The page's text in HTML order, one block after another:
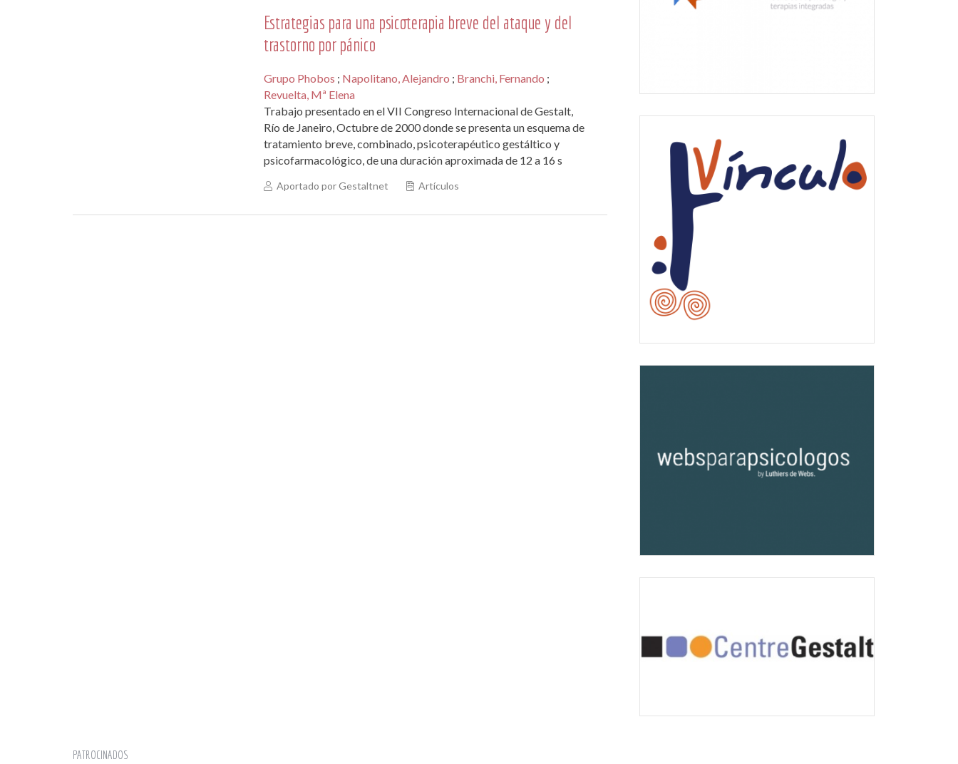
Estrategias para una psicoterapia breve del ataque y del
trastorno por pánico
Grupo Phobos ; Napolitano, Alejandro ; Branchi, Fernando ;
Revuelta, Mª Elena
Trabajo presentado en el VII Congreso Internacional de Gestalt,
Río de Janeiro, Octubre de 2000 donde se presenta un esquema de
tratamiento breve, combinado, psicoterapéutico gestáltico y
psicofarmacológico, de una duración aproximada de 12 a 16 s
Aportado por Gestaltnet Artículos
PATROCINADOS